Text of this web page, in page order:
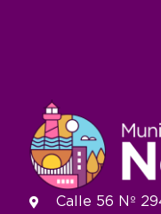
Calle 56 Nº